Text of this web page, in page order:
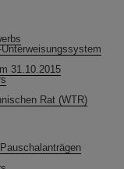
31.10.2015
Rat (WTR)